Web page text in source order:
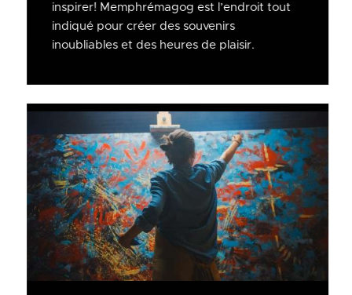
inspirer! Memphrémagog est l’endroit tout
indiqué pour créer des souvenirs
inoubliables et des heures de plaisir.